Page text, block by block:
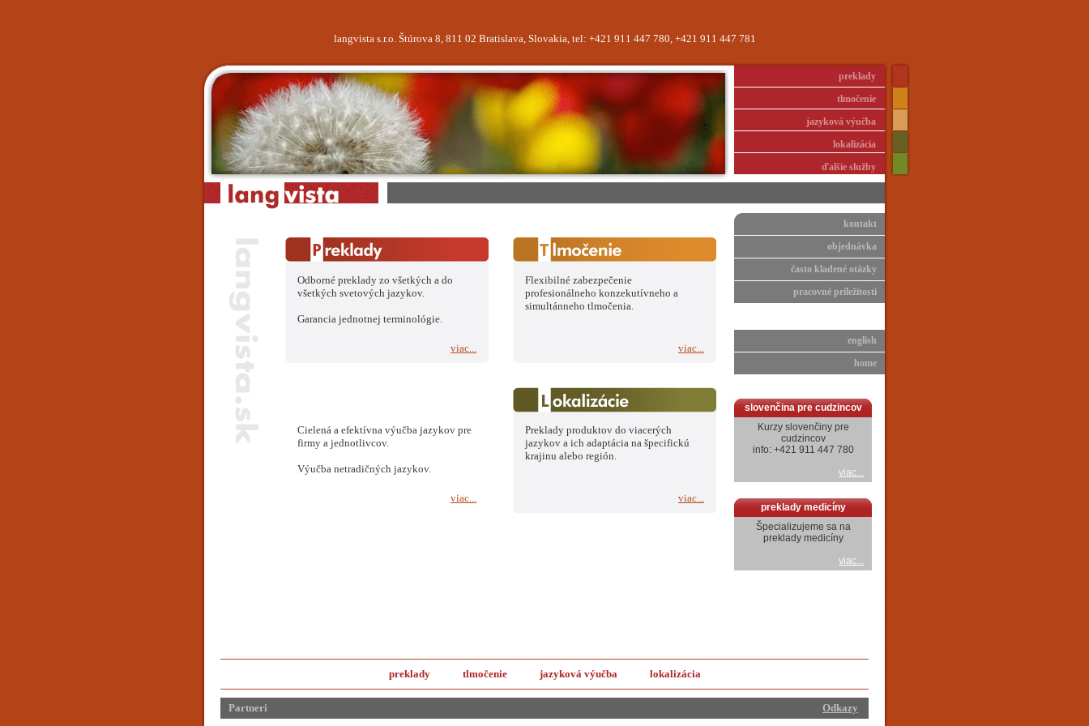
langvista s.r.o. Štúrova 8, 811 02 Bratislava, Slovakia, tel: +421 911 447 780, +421 911 447 781
preklady
tlmočenie
jazyková výučba
lokalizácia
ďalšie služby
Odborné preklady zo všetkých a do
všetkých svetových jazykov.
Garancia jednotnej terminológie.
viac...
Flexibilné zabezpečenie
profesionálneho konzekutívneho a
simultánneho tlmočenia.
viac...
Cielená a efektívna výučba jazykov pre
firmy a jednotlivcov.
Výučba netradičných jazykov.
viac...
Preklady produktov do viacerých
jazykov a ich adaptácia na špecifickú
krajinu alebo región.
viac...
kontakt
objednávka
často kladené otázky
pracovné príležitosti
english
home
slovenčina pre cudzincov
Kurzy slovenčiny pre
cudzincov
info: +421 911 447 780
viac...
preklady medicíny
Špecializujeme sa na
preklady medicíny
viac...
preklady tlmočenie jazyková výučba lokalizácia
Odkazy
Partneri